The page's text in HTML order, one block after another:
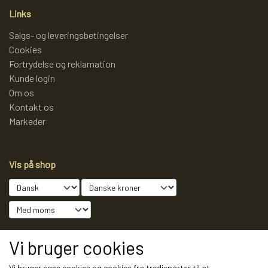
Links
Salgs- og leveringsbetingelser
Cookies
Fortrydelse og reklamation
Kunde login
Om os
Kontakt os
Markeder
Vis på shop
Sociale medier
Vi bruger cookies